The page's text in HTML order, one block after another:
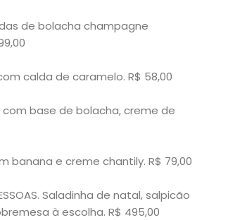
de bolacha champagne
calda de caramelo. R$ 58,00
base de bolacha, creme de
banana e creme chantily. R$ 79,00
Saladinha de natal, salpicão
à escolha. R$ 495,00